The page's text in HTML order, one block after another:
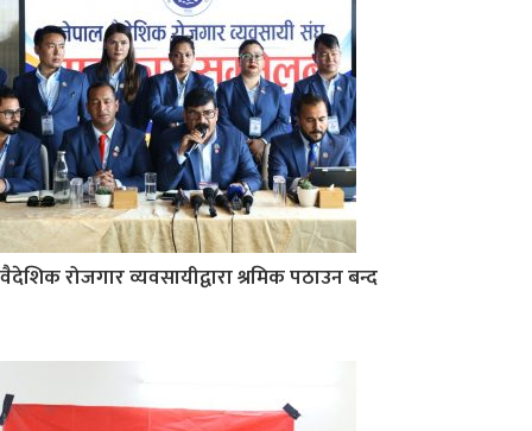
वैदेशिक रोजगार व्यवसायीद्वारा श्रमिक पठाउन बन्द